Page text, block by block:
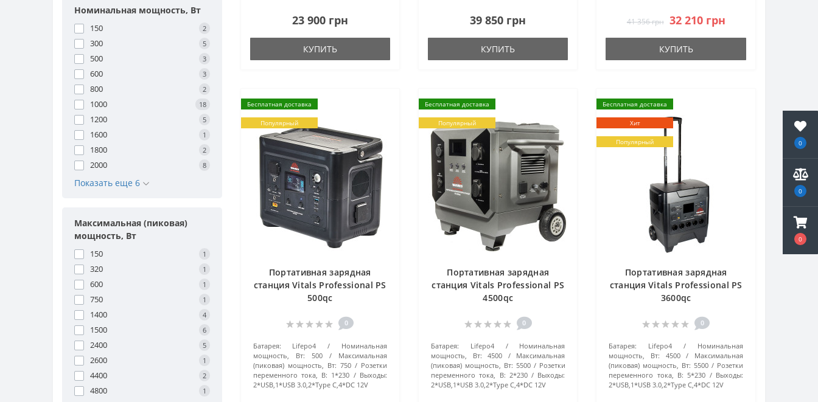
0
0
0
Номинальная мощность, Вт
150 2
300 5
500 3
600 3
800 2
1000 18
1200 5
1600 1
1800 2
2000 8
Показать еще 6
Максимальная (пиковая)
мощность, Вт
150 1
320 1
600 1
750 1
1400 4
1500 6
2400 5
2600 1
4400 2
4800 1
23 900 грн
КУПИТЬ
39 850 грн
КУПИТЬ
41 356 грн 32 210 грн
КУПИТЬ
Бесплатная доставка
Популярный
Портативная зарядная
станция Vitals Professional PS
500qc
0
Батарея: Lifepo4
Номинальная
мощность, Вт:
500
Максимальная
(пиковая) мощность, Вт: 750
Розетки
переменного тока, В: 1*230
Выходы:
2*USB,1*USB 3.0,2*Type C,4*DC 12V
Бесплатная доставка
Популярный
Портативная зарядная
станция Vitals Professional PS
4500qc
0
Батарея: Lifepo4
Номинальная
мощность, Вт:
4500
Максимальная
(пиковая) мощность, Вт: 5500
Розетки
переменного тока, В: 2*230
Выходы:
2*USB,1*USB 3.0,2*Type C,4*DC 12V
Бесплатная доставка
Хит
Популярный
Портативная зарядная
станция Vitals Professional PS
3600qc
0
Батарея: Lifepo4
Номинальная
мощность, Вт:
4500
Максимальная
(пиковая) мощность, Вт: 5500
Розетки
переменного тока, В: 5*230
Выходы:
2*USB,1*USB 3.0,2*Type C,4*DC 12V